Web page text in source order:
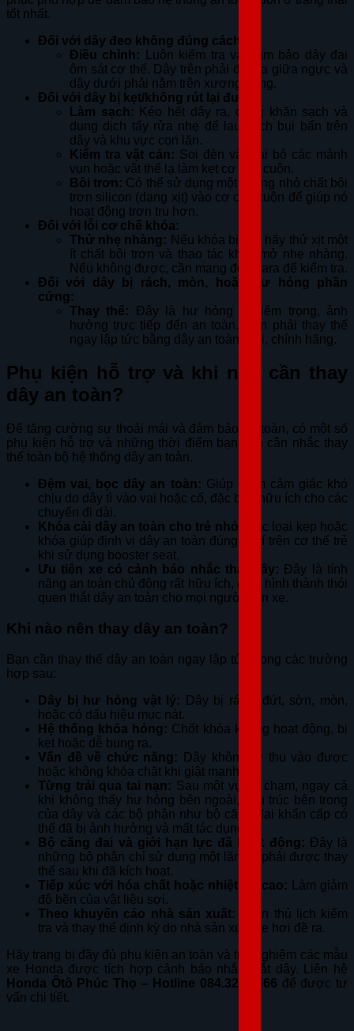
tốt nhất.
Đối với dây đeo không đúng cách:
Điều chỉnh: Luôn kiểm tra và đảm bảo dây đai
ôm sát cơ thể. Dây trên phải đi qua giữa ngực và
dây dưới phải nằm trên xương hông.
Đối với dây bị kẹt/không rút lại được:
Làm sạch: Kéo hết dây ra, dùng khăn sạch và
dung dịch tẩy rửa nhẹ để lau sạch bụi bẩn trên
dây và khu vực con lăn.
Kiểm tra vật cản: Soi đèn và loại bỏ các mảnh
vụn hoặc vật thể lạ làm kẹt cơ chế cuộn.
Bôi trơn: Có thể sử dụng một lượng nhỏ chất bôi
trơn silicon (dạng xịt) vào cơ cấu cuộn để giúp nó
hoạt động trơn tru hơn.
Đối với lỗi cơ chế khóa:
Thử nhẹ nhàng: Nếu khóa bị kẹt, hãy thử xịt một
ít chất bôi trơn và thao tác khóa/mở nhẹ nhàng.
Nếu không được, cần mang đến gara để kiểm tra.
Đối với dây bị rách, mòn, hoặc hư hỏng phần
cứng:
Thay thế: Đây là hư hỏng nghiêm trọng, ảnh
hưởng trực tiếp đến an toàn. Cần phải thay thế
ngay lập tức bằng dây an toàn mới, chính hãng.
Phụ kiện hỗ trợ và khi nào cần thay
dây an toàn?
Để tăng cường sự thoải mái và đảm bảo an toàn, có một số
phụ kiện hỗ trợ và những thời điểm bạn cần cân nhắc thay
thế toàn bộ hệ thống dây an toàn.
Đệm vai, bọc dây an toàn: Giúp giảm cảm giác khó
chịu do dây tì vào vai hoặc cổ, đặc biệt hữu ích cho các
chuyến đi dài.
Khóa cài dây an toàn cho trẻ nhỏ:
Các loại kẹp hoặc
khóa giúp định vị dây an toàn đúng vị trí trên cơ thể trẻ
khi sử dụng booster seat.
Ưu tiên xe có cảnh báo nhắc thắt dây: Đây là tính
năng an toàn chủ động rất hữu ích, giúp hình thành thói
quen thắt dây an toàn cho mọi người trên xe.
Khi nào nên thay dây an toàn?
Bạn cần thay thế dây an toàn ngay lập tức trong các trường
hợp sau:
Dây bị hư hỏng vật lý: Dây bị rách, đứt, sờn, mòn,
hoặc có dấu hiệu mục nát.
Hệ thống khóa hỏng: Chốt khóa không hoạt động, bị
kẹt hoặc dễ bung ra.
Vấn đề về chức năng: Dây không tự thu vào được
hoặc không khóa chặt khi giật mạnh.
Từng trải qua tai nạn: Sau một vụ va chạm, ngay cả
khi không thấy hư hỏng bên ngoài, cấu trúc bên trong
của dây và các bộ phận như bộ căng đai khẩn cấp có
thể đã bị ảnh hưởng và mất tác dụng.
Bộ căng đai và giới hạn lực đã hoạt động: Đây là
những bộ phận chỉ sử dụng một lần và phải được thay
thế sau khi đã kích hoạt.
Tiếp xúc với hóa chất hoặc nhiệt độ cao: Làm giảm
độ bền của vật liệu sợi.
Theo khuyến cáo nhà sản xuất: Tuân thủ lịch kiểm
tra và thay thế định kỳ do nhà sản xuất xe hơi đề ra.
Hãy trang bị đầy đủ phụ kiện an toàn và trải nghiệm các mẫu
xe Honda được tích hợp cảnh báo nhắc thắt dây. Liên hệ
Honda Ôtô Phúc Thọ – Hotline 084.323.6666 để được tư
vấn chi tiết.